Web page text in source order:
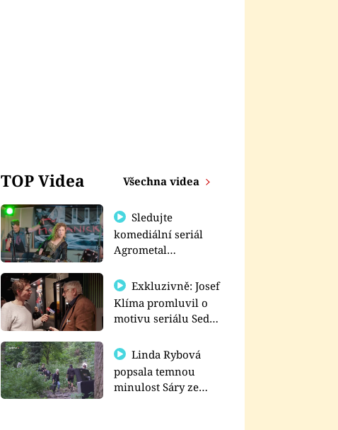
TOP Videa Všechna videa
Sledujte
komediální seriál
Agrometal
prima+
Exkluzivně: Josef
Klíma promluvil o
motivu seriálu Sedm
Linda Rybová
popsala temnou
minulost Sáry ze